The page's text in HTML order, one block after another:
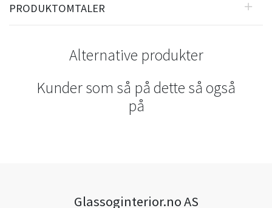
PRODUKTOMTALER
Alternative produkter
Kunder som så på dette så også
på
Glassoginterior.no AS